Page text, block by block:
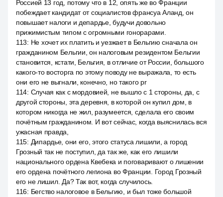
Россией 13 год, потому что в 12, опять же во Франции
побеждает кандидат от социалистов франсуа Аланд, он
повышает налоги и депардье, будучи довольно
прижимистым типом с огромными гонорарами.
113: Не хочет их платить и уезжает в Бельгию сначала он
гражданином Бельгии, он налоговым резидентом Бельгии
становится, кстати, Бельгия, в отличие от России, большого
какого-то восторга по этому поводу не выражала, то есть
они его не выгнали, конечно, но такого pr
114: Случая как с мордовией, не вышло с 1 стороны, да, с
другой стороны, эта деревня, в которой он купил дом, в
котором никогда не жил, разумеется, сделала его своим
почётным гражданином. И вот сейчас, когда выяснилась вся
ужасная правда,
115: Дипардье, они его, этого статуса лишили, а город
Грозный так не поступил, да так же, как его лишили
национального ордена Квебека и поговаривают о лишении
его ордена почётного легиона во Франции. Город Грозный
его не лишил. Да? Так вот, когда случилось.
116: Бегство налоговое в Бельгию, и был тоже большой